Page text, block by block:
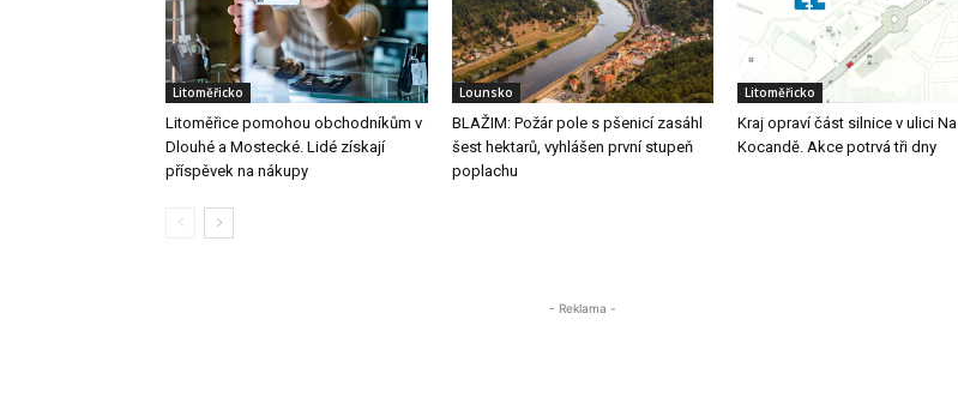
Litoměřicko
Litoměřice pomohou obchodníkům v
Dlouhé a Mostecké. Lidé získají
příspěvek na nákupy
Lounsko
BLAŽIM: Požár pole s pšenicí zasáhl
šest hektarů, vyhlášen první stupeň
poplachu
Litoměřicko
Kraj opraví část silnice v ulici Na
Kocandě. Akce potrvá tři dny
- Reklama -